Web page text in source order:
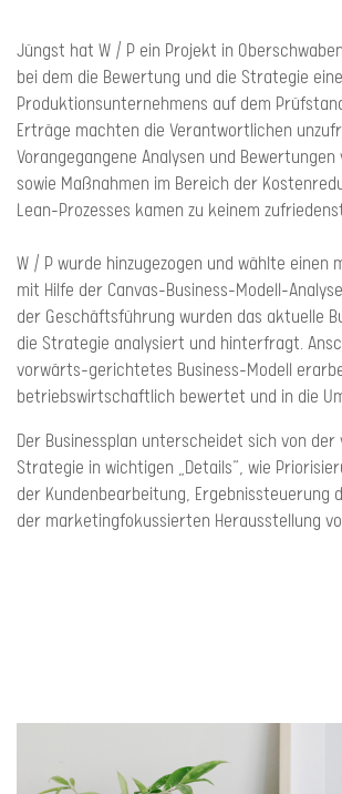
Jüngst hat W / P ein Projekt in
bei dem die Bewertung und die Strategie
Produktionsunternehmens auf dem
Erträge machten die Verantwortlichen
Vorangegangene Analysen und Bewertungen
sowie Maßnahmen im Bereich der
Lean-Prozesses kamen zu keinem
W / P wurde hinzugezogen und wählte einen
mit Hilfe der Canvas-Business-Modell-
der Geschäftsführung wurden das aktuelle
die Strategie analysiert und hinterfragt.
vorwärts-gerichtetes Business-Modell
betriebswirtschaftlich bewertet und in die
Der Businessplan unterscheidet sich von der
Strategie in wichtigen „Details“, wie
der Kundenbearbeitung, Ergebnissteuerung
der marketingfokussierten Herausstellung